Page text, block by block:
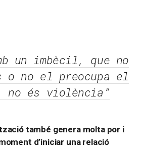
un imbècil, que no
o no el preocupa el
no és violència”
també genera molta por i
d’iniciar una relació